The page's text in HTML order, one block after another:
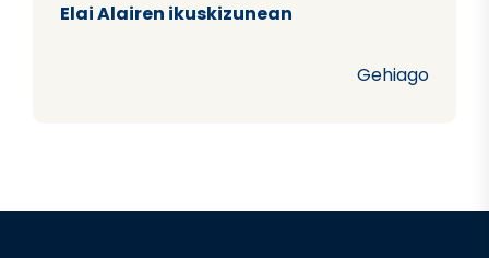
Elai Alairen ikuskizunean
Gehiago